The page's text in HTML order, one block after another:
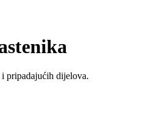
pripadajućih dijelova.